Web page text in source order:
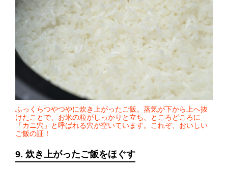
ふっくらつやつやに炊き上がったご飯。蒸気が下から上へ抜
けたことで、お米の粒がしっかりと立ち、ところどころに
「カニ穴」と呼ばれる穴が空いています。これぞ、おいしい
ご飯の証！
9. 炊き上がったご飯をほぐす